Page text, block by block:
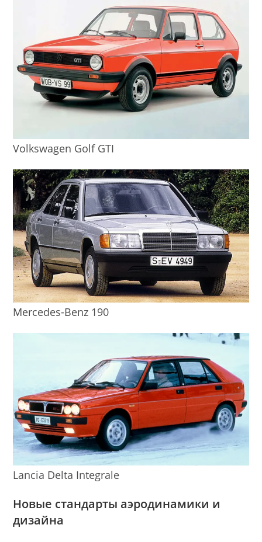
Volkswagen Golf GTI
Mercedes-Benz 190
Lancia Delta Integrale
Новые стандарты аэродинамики и
дизайна